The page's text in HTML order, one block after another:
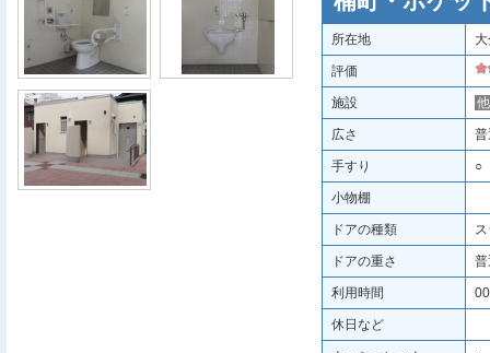
所在地
評価
施設 他
広さ
手すり ○
小物棚
ドアの種類
ドアの重さ
利用時間
休日など